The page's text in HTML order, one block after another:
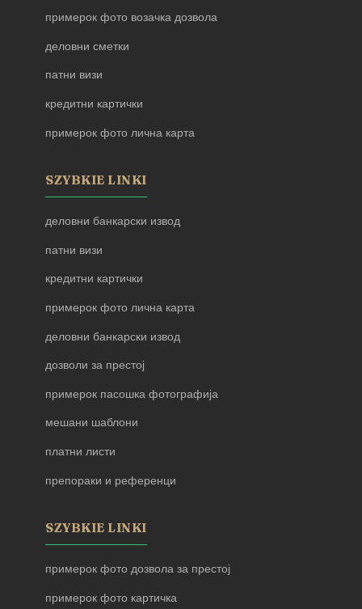
примерок фото возачка дозвола
деловни сметки
патни визи
кредитни картички
примерок фото лична карта
SZYBKIE LINKI
деловни банкарски извод
патни визи
кредитни картички
примерок фото лична карта
деловни банкарски извод
дозволи за престој
примерок пасошка фотографија
мешани шаблони
платни листи
препораки и референци
SZYBKIE LINKI
примерок фото дозвола за престој
примерок фото картичка